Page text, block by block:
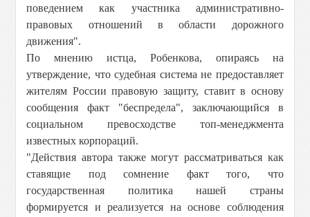
поведением как участника административно-
правовых отношений в области дорожного
движения".
По мнению истца, Робенкова, опираясь на
утверждение, что судебная система не предоставляет
жителям России правовую защиту, ставит в основу
сообщения факт "беспредела", заключающийся в
социальном превосходстве топ-менеджмента
известных корпораций.
"Действия автора также могут рассматриваться как
ставящие под сомнение факт того, что
государственная политика нашей страны
формируется и реализуется на основе соблюдения